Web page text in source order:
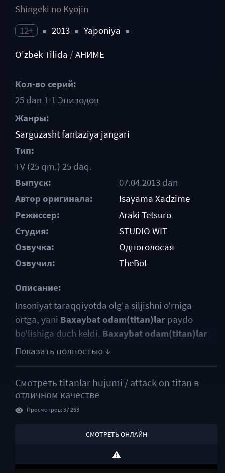
Shingeki no Kyojin
12+
2013 Yaponiya
O'zbek Tilida /АНИМЕ
Кол-во серий:
25 dan 1-1 Эпизодов
Жанры:
Sarguzashtfantaziya jangari
Тип:
TV (25 qm.) 25 daq.
Выпуск:
07.04.2013 dan
Автор оригинала:
Isayama Xadzime
Режиссер:
Araki Tetsuro
Студия:
STUDIO WIT
Озвучка:
Одноголосая
Озвучил:
TheBot
Описание:
Insoniyat taraqqiyotda olg'a siljishni o'rniga
ortga, yani Baxaybat odam(titan)lar paydo
bo'lishiga duch keldi. Baxaybat odam(titan)lar
gapirishni ham eshtishni ham hatto o'ylashni ham
jarohatlay olmas edi. Shu tariqa odamlar
baxaybat ustunlar bilan o'ralgan shaharlarda
insoniyat o'zini tinchilantirib oldi, armiyada
qo'riqchilarini oddiy dehqonlardan farqi qolmadi.
Смотреть titanlar hujumi / attack on titan в
отличном качестве
Просмотров: 37 263
СМОТРЕТЬ ОНЛАЙН